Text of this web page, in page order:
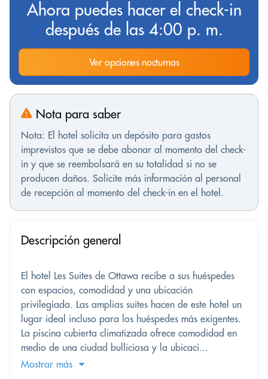
Ahora puedes hacer el check-in
después de las 4:00 p. m.
Ver opciones nocturnas
Nota para saber
Nota: El hotel solicita un depósito para gastos
imprevistos que se debe abonar al momento del check-
in y que se reembolsará en su totalidad si no se
producen daños. Solicite más información al personal
de recepción al momento del check-in en el hotel.
Descripción general
El hotel Les Suites de Ottawa recibe a sus huéspedes
con espacios, comodidad y una ubicación
privilegiada. Las amplias suites hacen de este hotel un
lugar ideal incluso para los huéspedes más exigentes.
La piscina cubierta climatizada ofrece comodidad en
medio de una ciudad bulliciosa y la ubicaci...
Mostrar más